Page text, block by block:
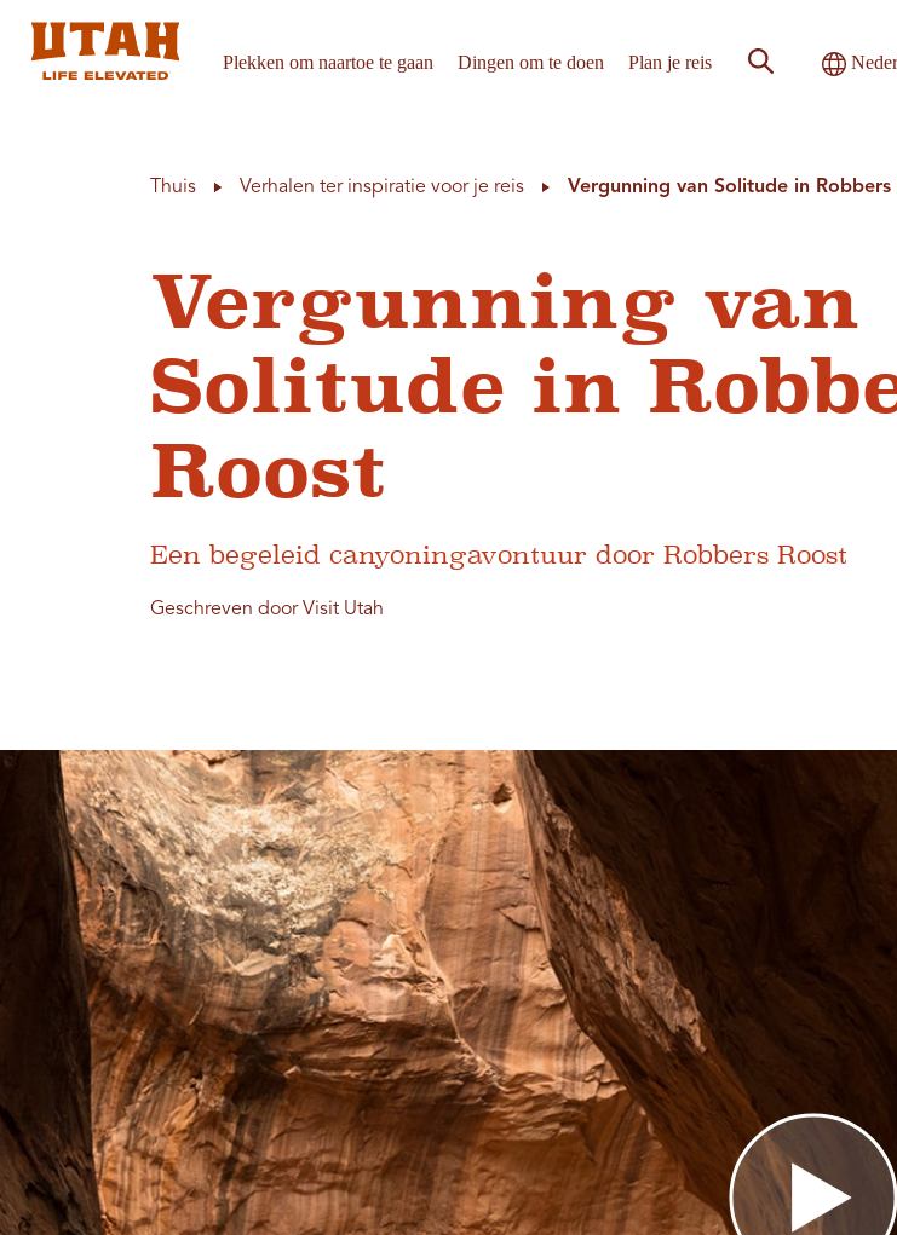
Plekken om naartoe te gaan Dingen om te doen Plan je reis Zoeken op de site
Thuis Verhalen ter inspiratie voor je reis Vergunning van Solitude in Robbers
Vergunning van
Solitude in
Roost
Een begeleid canyoningavontuur door Robbers Roost
Geschreven door Visit Utah